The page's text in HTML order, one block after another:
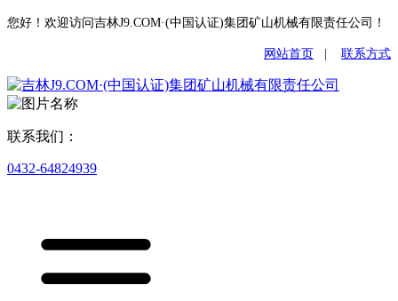
您好！欢迎访问吉林J9.COM·(中国认证)集团矿山机械有限责任公司！
网站首页 联系方式
联系我们：
0432-64824939